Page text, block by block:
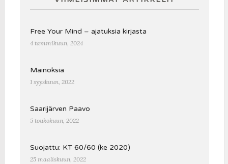
Free Your Mind – ajatuksia kirjasta
4 tammikuun, 2024
Mainoksia
1 syyskuun, 2022
Saarijärven Paavo
5 toukokuun, 2022
Suojattu: KT 60/60 (ke 2020)
25 maaliskuun, 2022